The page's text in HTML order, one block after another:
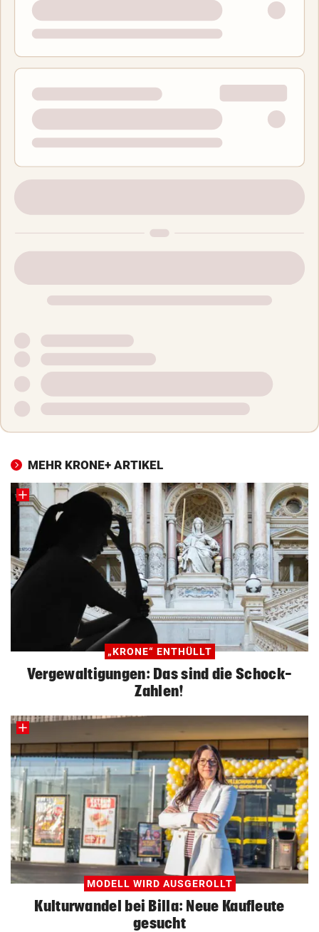
MEHR KRONE+ ARTIKEL
„KRONE“ ENTHÜLLT
Vergewaltigungen: Das sind die Schock-
Zahlen!
MODELL WIRD AUSGEROLLT
Kulturwandel bei Billa: Neue Kaufleute
gesucht